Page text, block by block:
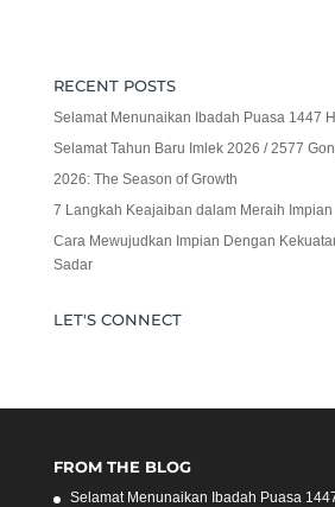
RECENT POSTS
Selamat Menunaikan Ibadah Puasa 1447
Selamat Tahun Baru Imlek 2026 / 2577
2026: The Season of Growth
7 Langkah Keajaiban dalam Meraih Impian
Cara Mewujudkan Impian Dengan
Sadar
LET'S CONNECT
FROM THE BLOG
Selamat Menunaikan Ibadah Puasa